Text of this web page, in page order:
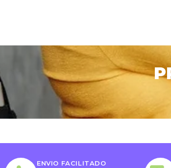
ENVIO FACILITADO